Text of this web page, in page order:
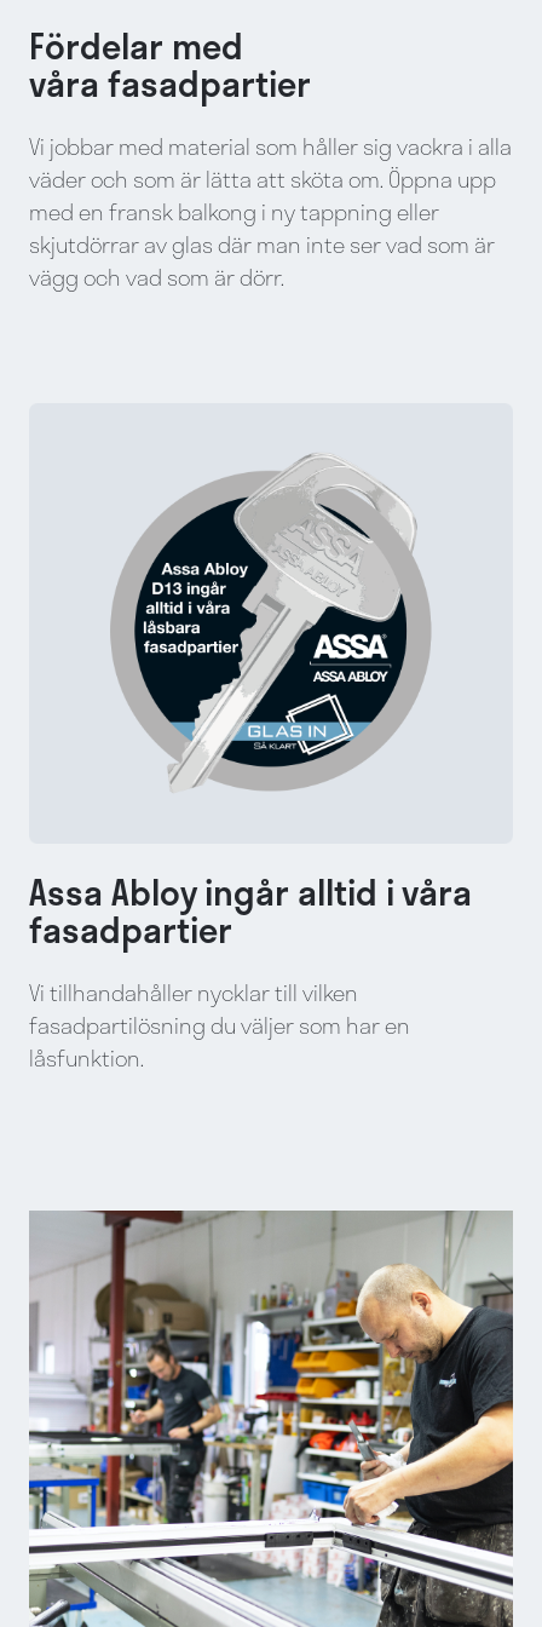
Fördelar med
våra fasadpartier
Vi jobbar med material som håller sig vackra i alla
väder och som är lätta att sköta om. Öppna upp
med en fransk balkong i ny tappning eller
skjutdörrar av glas där man inte ser vad som är
vägg och vad som är dörr.
Assa Abloy ingår alltid i våra
fasadpartier
Vi tillhandahåller nycklar till vilken
fasadpartilösning du väljer som har en
låsfunktion.